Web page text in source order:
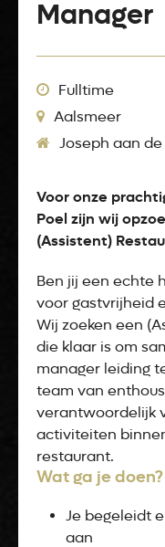
Manager
Fulltime
Aalsmeer
Joseph aan de
Voor onze
Poel zijn wij
(Assistent)
Ben jij een echte
voor gastvrijheid
Wij zoeken een
die klaar is om
manager leiding
team van
verantwoordelijk
activiteiten
restaurant.
Wat ga je doen?
Je begeleidt
aan